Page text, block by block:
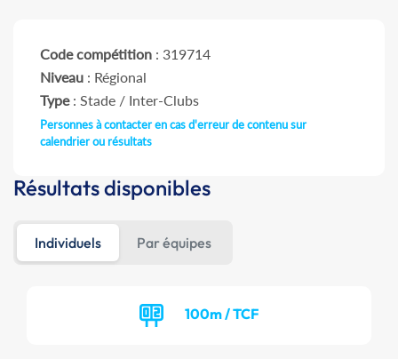
Code compétition : 319714
Niveau : Régional
Type: Stade / Inter-Clubs
Personnes à contacter en cas d'erreur de contenu sur
calendrier ou résultats
Résultats disponibles
Individuels Par équipes
100m / TCF